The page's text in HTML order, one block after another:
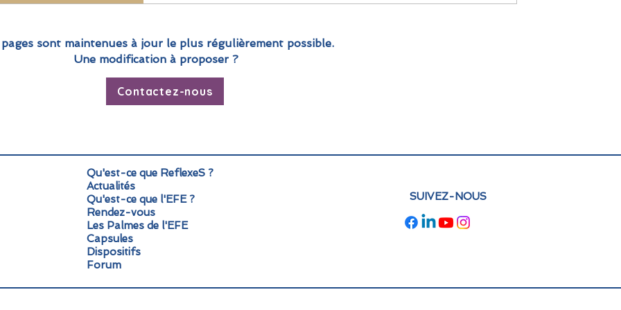
14 pays pour réfléchir aux enjeux du numérique dans l’éducation,
pédagogique, coopérations européennes… Découvrez les temps
forts, les chiffres clés et les initiatives présentées lors de cet
pages sont maintenues à jour le plus régulièrement possible.
Une modification à proposer ?
Contactez-nous
Qu'est-ce que ReflexeS ?
Actualités
Qu'est-ce que l'EFE ?
Rendez-vous
Les Palmes de l'EFE
Capsules
Dispositifs
Forum
SUIVEZ-NOUS